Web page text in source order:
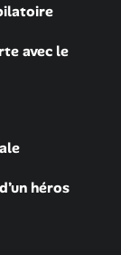
avec le
héros